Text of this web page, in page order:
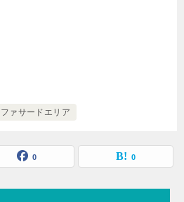
ファサードエリア
0 0